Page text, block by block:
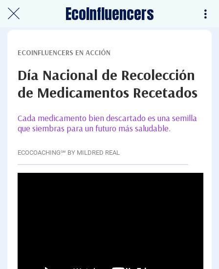
EcoInfluencers
ECOINFLUENCERS EN ACCIÓN
Día Nacional de Recolección
de Medicamentos Recetados
Cada medicamento bien descartado es una semilla
que siembras para un futuro más saludable.
ECOCOACHING℠ BY MILDRED REAL